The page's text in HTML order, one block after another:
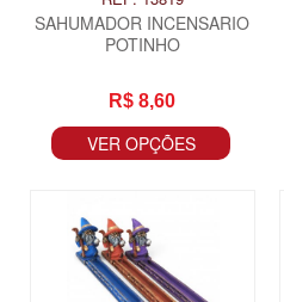
SAHUMADOR INCENSARIO
POTINHO
R$ 8,60
VER OPÇÕES